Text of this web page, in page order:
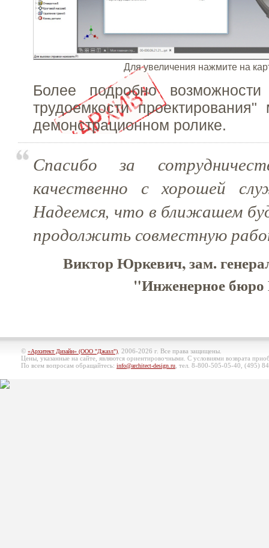
Для увеличения нажмите на
Более подробно
трудоемкости
демонстрационном ролике.
Спасибо за
качественно с хорошей
Надеемся, что в ближашем
продолжить совместную
Виктор Юркевич, зам.
"Инженерное
© «Архитект Дизайн» (ООО "Джазл") , 2006-2026 г. Все права защищены.
Цены, указанные на сайте, являются ориентировочными. С условиями возврата
По всем вопросам обращайтесь: info@architect-design.ru , тел. 8-800-505-05-40, (495)